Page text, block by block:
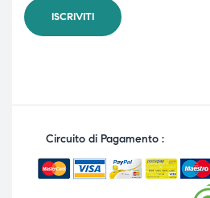
Circuito di Pagamento :